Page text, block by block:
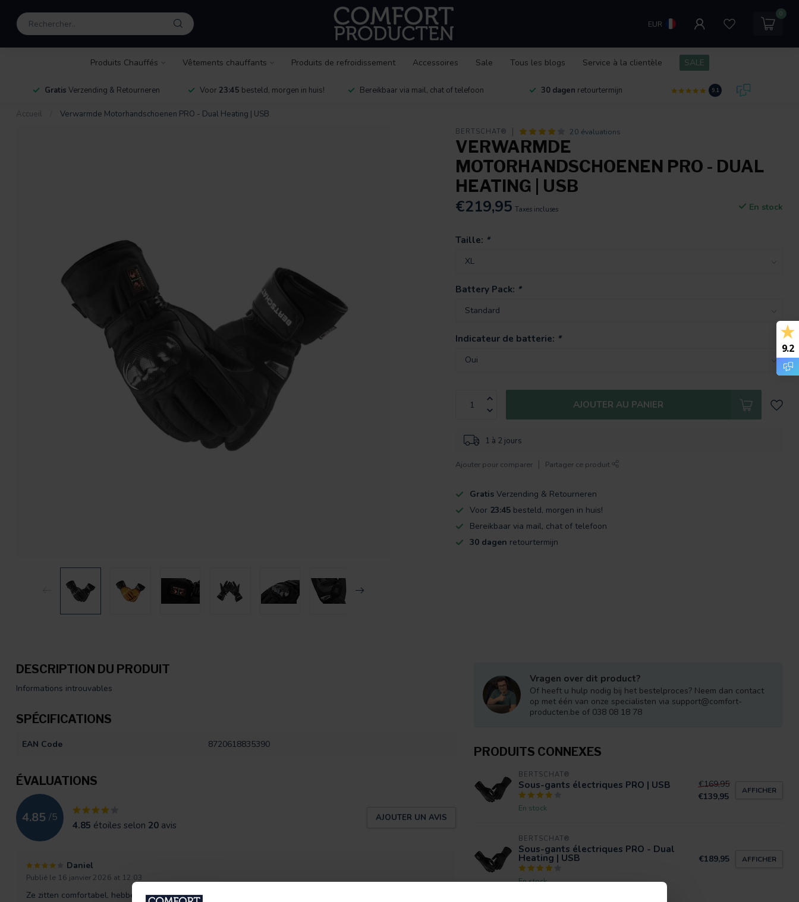
EUR
0
Produits Chauffés Vêtements chauffants Produits de refroidissement Accessoires Sale Tous les blogs Service à la clientèle SALE
Gratis Verzending & Retourneren Voor 23:45 besteld, morgen in huis! Bereikbaar via mail, chat of telefoon 30 dagen retourtermijn 9.1
Accueil Verwarmde Motorhandschoenen PRO - Dual Heating | USB
BERTSCHAT® 20 évaluations
VERWARMDE
MOTORHANDSCHOENEN PRO - DUAL
HEATING | USB
€219,95 Taxes incluses En stock
Taille: *
Battery Pack: *
Indicateur de batterie: *
AJOUTER AU PANIER
1 à 2 jours
Ajouter pour comparer Partager ce produit
Gratis Verzending & Retourneren
Voor 23:45 besteld, morgen in huis!
Bereikbaar via mail, chat of telefoon
30 dagen retourtermijn
DESCRIPTION DU PRODUIT
Informations introuvables
SPÉCIFICATIONS
EAN Code 8720618835390
ÉVALUATIONS
4.85 /5
4.85 étoiles selon 20 avis
AJOUTER UN AVIS
Daniel
Publié le 16 janvier 2026 at 12:03
Ze zitten comfortabel, hebben een duidelijk voelbare warmte dankzij de Dual Heating-technologie en blijven
Vragen over dit product?
Of heeft u hulp nodig bij het bestelproces? Neem dan contact
op met één van onze specialisten via support@comfort-
producten.be of 038 08 18 78
PRODUITS CONNEXES
BERTSCHAT®
Sous-gants électriques PRO | USB
En stock
€169,95
€139,95
AFFICHER
BERTSCHAT®
Sous-gants électriques PRO - Dual
Heating | USB
En stock
€189,95 AFFICHER
9.2